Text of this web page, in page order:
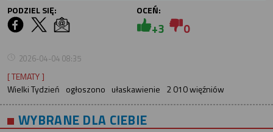
PODZIEL SIĘ:
OCEŃ:
+3 0
2026-04-04 08:35
[ TEMATY ]
Wielki Tydzień ogłoszono ułaskawienie 2 010 więźniów
WYBRANE DLA CIEBIE